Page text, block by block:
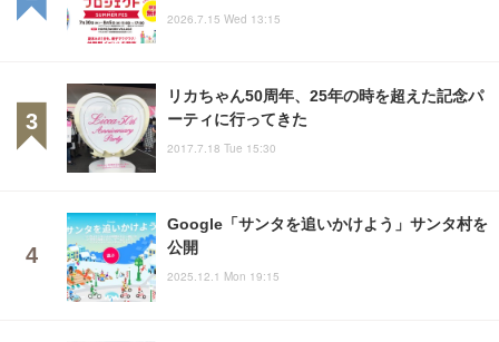
2026.7.15 Wed 13:15
リカちゃん50周年、25年の時を超えた記念パ
ーティに行ってきた
2017.7.18 Tue 15:30
Google「サンタを追いかけよう」サンタ村を
公開
2025.12.1 Mon 19:15